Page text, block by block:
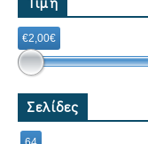
€2,00€
Σελίδες